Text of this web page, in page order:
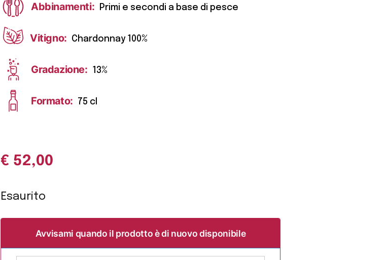
Abbinamenti: Primi e secondi a base di pesce
Vitigno: Chardonnay 100%
Gradazione: 13%
Formato: 75 cl
€ 52,00
Esaurito
Avvisami quando il prodotto è di nuovo disponibile